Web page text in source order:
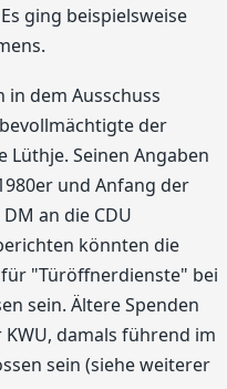
ging beispielsweise
in dem Ausschuss
der
Lüthje. Seinen Angaben
und Anfang der
an die CDU
könnten die
"Türöffnerdienste" bei
sein. Ältere Spenden
damals führend im
sein (siehe weiterer